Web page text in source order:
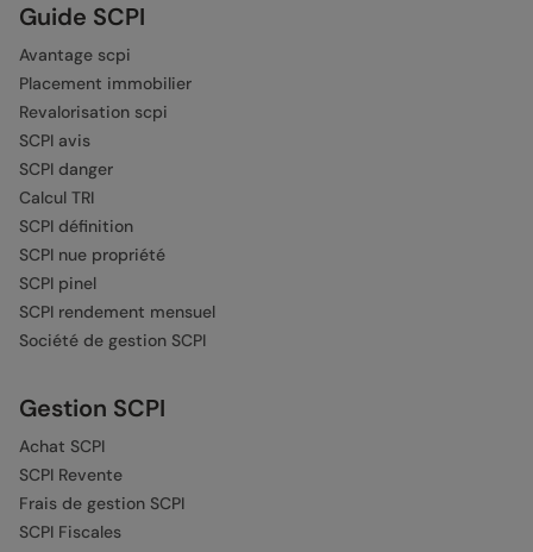
Guide SCPI
Avantage scpi
Placement immobilier
Revalorisation scpi
SCPI avis
SCPI danger
Calcul TRI
SCPI définition
SCPI nue propriété
SCPI pinel
SCPI rendement mensuel
Société de gestion SCPI
Gestion SCPI
Achat SCPI
SCPI Revente
Frais de gestion SCPI
SCPI Fiscales